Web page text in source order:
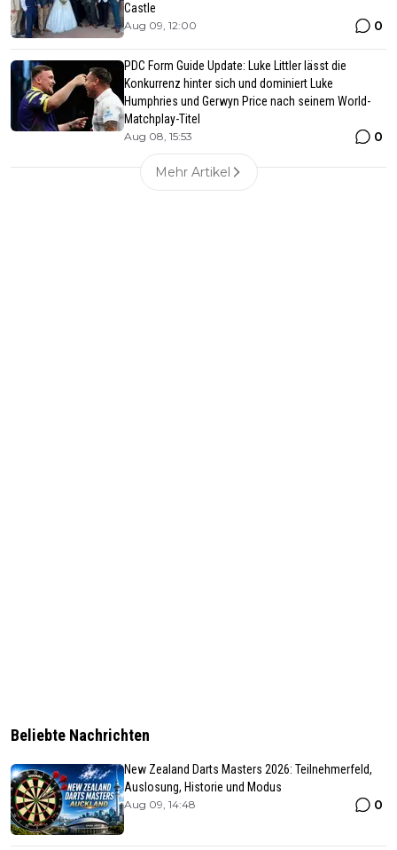
Castle
Aug 09, 12:00 0
PDC Form Guide Update: Luke Littler lässt die
Konkurrenz hinter sich und dominiert Luke
Humphries und Gerwyn Price nach seinem World-
Matchplay-Titel
Aug 08, 15:53 0
Mehr Artikel
Beliebte Nachrichten
New Zealand Darts Masters 2026: Teilnehmerfeld,
Auslosung, Historie und Modus
Aug 09, 14:48 0